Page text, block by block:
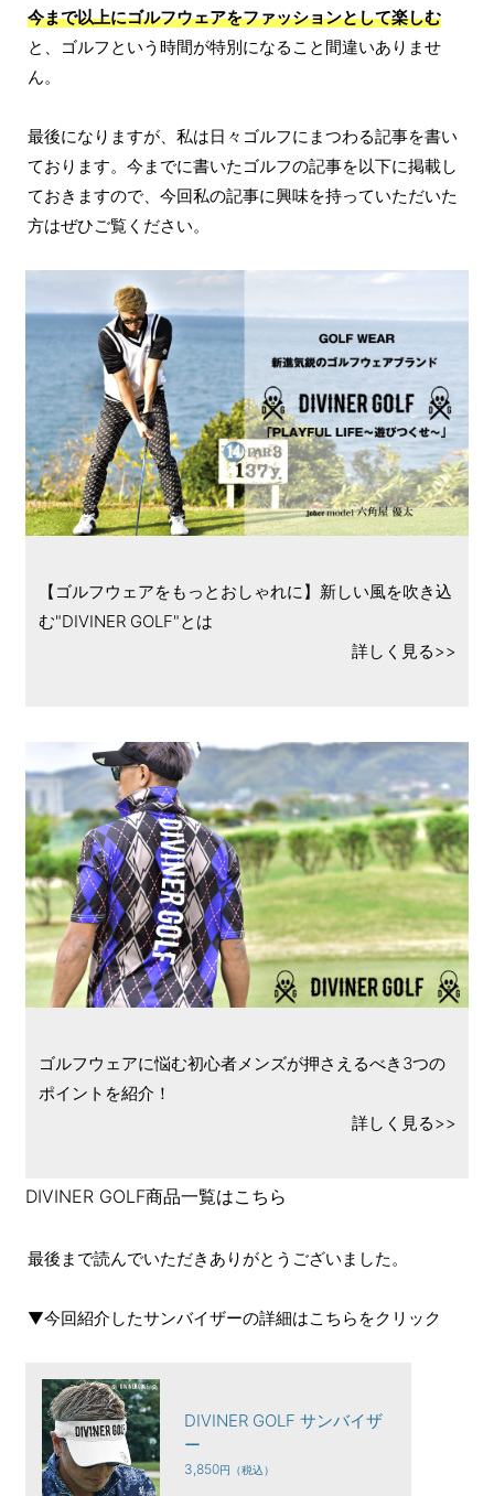
今まで以上にゴルフウェアをファッションとして楽しむ
と、ゴルフという時間が特別になること間違いありませ
ん。
最後になりますが、私は日々ゴルフにまつわる記事を書い
ております。今までに書いたゴルフの記事を以下に掲載し
ておきますので、今回私の記事に興味を持っていただいた
方はぜひご覧ください。
【ゴルフウェアをもっとおしゃれに】新しい風を吹き込
む"DIVINER GOLF"とは
詳しく見る>>
ゴルフウェアに悩む初心者メンズが押さえるべき3つの
ポイントを紹介！
詳しく見る>>
DIVINER GOLF商品一覧はこちら
最後まで読んでいただきありがとうございました。
▼今回紹介したサンバイザーの詳細はこちらをクリック
DIVINER GOLF サンバイザ
ー
3,850